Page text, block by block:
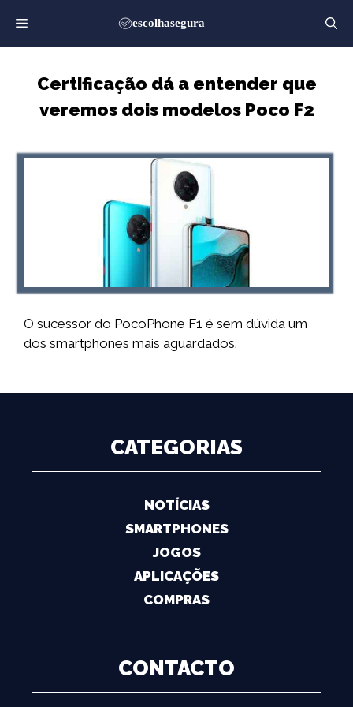
para
o
Certificação dá a entender que
veremos dois modelos Poco F2
O sucessor do PocoPhone F1 é sem dúvida um
dos smartphones mais aguardados.
CATEGORIAS
NOTÍCIAS
SMARTPHONES
JOGOS
APLICAÇÕES
COMPRAS
CONTACTO